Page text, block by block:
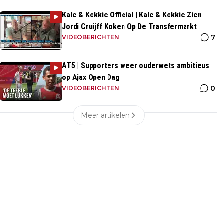
Kale & Kokkie Official | Kale & Kokkie Zien
Jordi Cruijff Koken Op De Transfermarkt
VIDEOBERICHTEN 7
AT5 | Supporters weer ouderwets ambitieus
op Ajax Open Dag
VIDEOBERICHTEN 0
Meer artikelen